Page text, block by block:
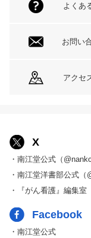
よくあ
お問い
アクセ
X
・南江堂公式（
・南江堂洋書部公式（
・『がん看護』編集室
Facebook
・南江堂公式